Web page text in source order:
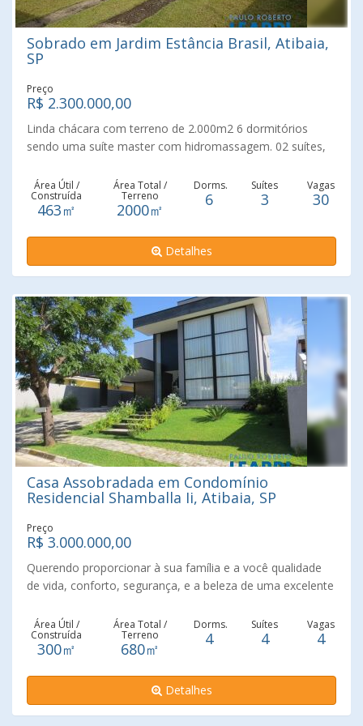
Sobrado em Jardim Estância Brasil, Atibaia,
SP
Preço
R$ 2.300.000,00
Linda chácara com terreno de 2.000m2 6 dormitórios
sendo uma suíte master com hidromassagem. 02 suítes,
jantar, visita, lareira e mezanino. Cozinha com Dispensa
em alvenaria. Lavanderia com dispensa em alvenaria. Área
externa: Churrasqueira, forno de pizza, fogão á lenha. 02
Dormitórios, 02 Banheiros, 01 Vestiário Piscina medindo
4M x 8M com cascata e hidromassagem. Campo de
futebol. Agende sua visita agora mesmo..
Área Útil /
Construída
463㎡
Área Total /
Terreno
2000㎡
Dorms.
6
Suítes
3
Vagas
30
Detalhes
Casa Assobradada em Condomínio
Residencial Shamballa Ii, Atibaia, SP
Preço
R$ 3.000.000,00
Querendo proporcionar à sua família e a você qualidade
de vida, conforto, segurança, e a beleza de uma excelente
na garagem, arquitetura moderna, grandes vitrais, pé
direito alto, casa clara, arejada, com 12 Placas
Fotovoltaicas, aquecimento de todas as torneiras e
chuveiros da propriedade via Boiler, instalação pronta para
o aquecimento da piscina, Área Gourmet integrada à sala
de jantar e sala de estar, churrasqueira à carvão com uma
Área Útil /
Construída
300㎡
Área Total /
Terreno
680㎡
Dorms.
4
Suítes
4
Vagas
4
Detalhes